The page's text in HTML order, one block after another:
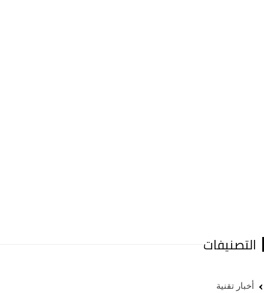
التصنيفات
أخبار تقنية